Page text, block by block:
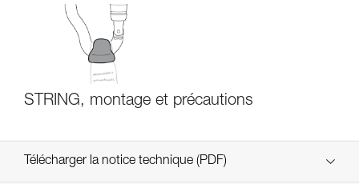
STRING, montage et précautions
Télécharger la notice technique (PDF)